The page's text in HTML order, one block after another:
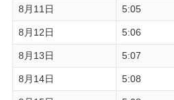
8月11日 5:05
8月12日 5:06
8月13日 5:07
8月14日 5:08